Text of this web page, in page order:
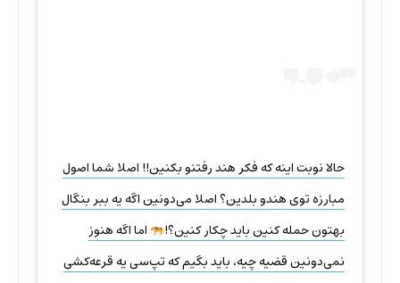
حالا نوبت اینه که فکر هند رفتنو بکنین!! اصلا شما اصول
مبارزه توی هندو بلدین؟ اصلا می‌دونین اگه یه ببر بنگال
بهتون حمله کنین باید چکار کنین؟!
اما اگه هنوز
نمی‌دونین قضیه چیه، باید بگیم که تپ‌سی یه قرعه‌کشی